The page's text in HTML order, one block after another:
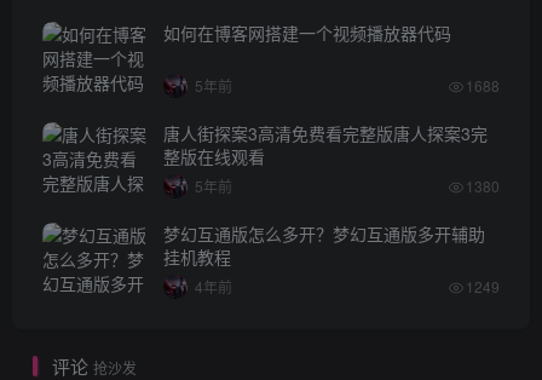
如何在博客网搭建一个视频播放器代码
5年前 1688
唐人街探案3高清免费看完整版唐人探案3完
整版在线观看
5年前 1380
梦幻互通版怎么多开？梦幻互通版多开辅助
挂机教程
4年前 1249
评论 抢沙发